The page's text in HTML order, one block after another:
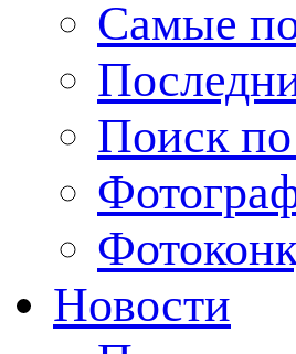
Cамые
Поиск
Новости